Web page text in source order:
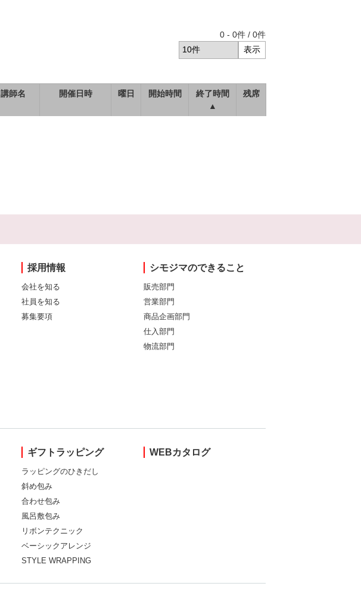
0 - 0件 / 0件
講師名 開催日時 曜日 開始時間
終了時間
▲
残席
採用情報
会社を知る
社員を知る
募集要項
シモジマのできること
販売部門
営業部門
商品企画部門
仕入部門
物流部門
ギフトラッピング
ラッピングのひきだし
斜め包み
合わせ包み
風呂敷包み
リボンテクニック
ベーシックアレンジ
STYLE WRAPPING
WEBカタログ